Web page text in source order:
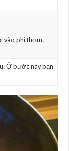
vào phi thơm.
Ở bước này bạn